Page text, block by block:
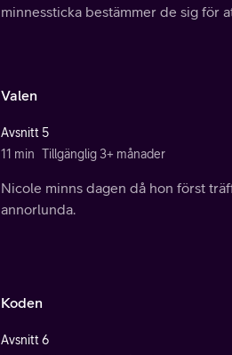
minnessticka bestämmer de sig för
Valen
Avsnitt 5
11 min Tillgänglig 3+ månader
Nicole minns dagen då hon först
annorlunda.
Koden
Avsnitt 6